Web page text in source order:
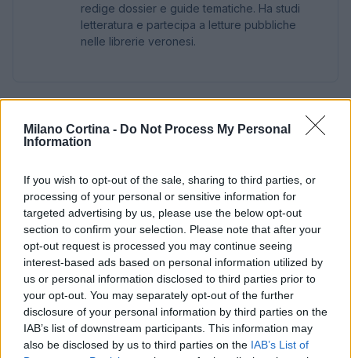
Milano Cortina - Do Not Process My Personal
Information
If you wish to opt-out of the sale, sharing to third parties, or
processing of your personal or sensitive information for
targeted advertising by us, please use the below opt-out
section to confirm your selection. Please note that after your
opt-out request is processed you may continue seeing
interest-based ads based on personal information utilized by
us or personal information disclosed to third parties prior to
your opt-out. You may separately opt-out of the further
disclosure of your personal information by third parties on the
IAB’s list of downstream participants. This information may
also be disclosed by us to third parties on the IAB’s List of
redige dossier e guide tematiche. Ha studi
letteratura e partecipa a letture pubbliche
nelle librerie veronesi.